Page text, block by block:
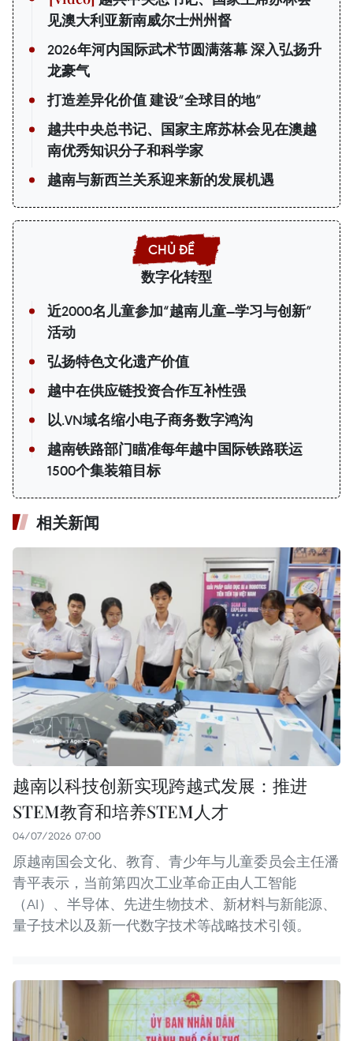
见澳大利亚新南威尔士州州督
2026年河内国际武术节圆满落幕 深入弘扬升
龙豪气
打造差异化价值 建设“全球目的地”
越共中央总书记、国家主席苏林会见在澳越
南优秀知识分子和科学家
越南与新西兰关系迎来新的发展机遇
数字化转型
近2000名儿童参加“越南儿童—学习与创新”
活动
弘扬特色文化遗产价值
越中在供应链投资合作互补性强
以.VN域名缩小电子商务数字鸿沟
越南铁路部门瞄准每年越中国际铁路联运
1500个集装箱目标
相关新闻
越南以科技创新实现跨越式发展：推进
STEM教育和培养STEM人才
04/07/2026 07:00
原越南国会文化、教育、青少年与儿童委员会主任潘
青平表示，当前第四次工业革命正由人工智能
（AI）、半导体、先进生物技术、新材料与新能源、
量子技术以及新一代数字技术等战略技术引领。